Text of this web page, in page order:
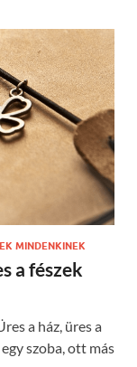
MINDENKINEK
a fészek
a ház, üres a
szoba, ott más